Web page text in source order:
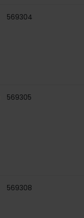
569304
569305
569308